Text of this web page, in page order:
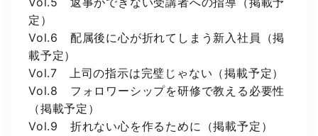
定）
Vol.6 配属後に心が折れてしまう新入社員（掲
載予定）
Vol.7 上司の指示は完璧じゃない（掲載予定）
Vol.8 フォロワーシップを研修で教える必要性
（掲載予定）
Vol.9 折れない心を作るために（掲載予定）